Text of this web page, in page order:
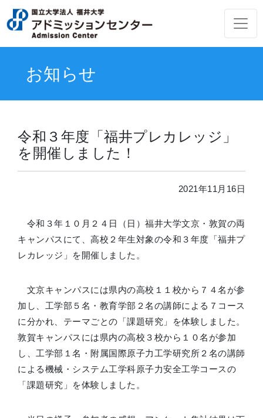
お知らせ
令和３年度「福井プレカレッジ」
を開催しました！
2021年11月16日
令和３年１０月２４日（日）福井大学文京・敦賀の両
キャンパスにて、高校２年生対象の令和３年度「福井プ
レカレッジ」を開催しました。
文京キャンパスには県内の高校１１校から７４名が参
加し、工学部５名・教育学部２名の講師による７コース
に分かれ、テーマごとの「課題研究」を体験しました。
敦賀キャンパスには県内の高校３校から１０名が参加
し、工学部１名・附属国際原子力工学研究所２名の講師
による機械・システム工学科原子力安全工学コースの
「課題研究」を体験しました。